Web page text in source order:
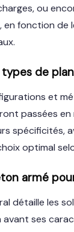
ou
en fonction de
types de
et
passées en
spécificités,
optimal
armé
détaille les
ses